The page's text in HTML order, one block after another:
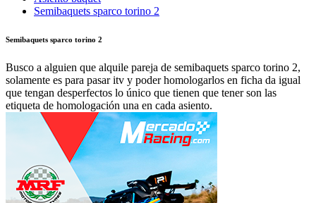
solamente es para pasar itv y poder homologarlos en ficha da igual
que tengan desperfectos lo único que tienen que tener son las
etiqueta de homologación una en cada asiento.